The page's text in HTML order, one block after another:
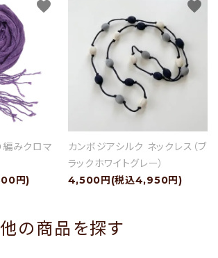
編みクロマ
円)
favorite
カンボジアシルク ネックレス（ブ
ラックホワイトグレー）
4,500円(税込4,950円)
favorite
他の商品を探す